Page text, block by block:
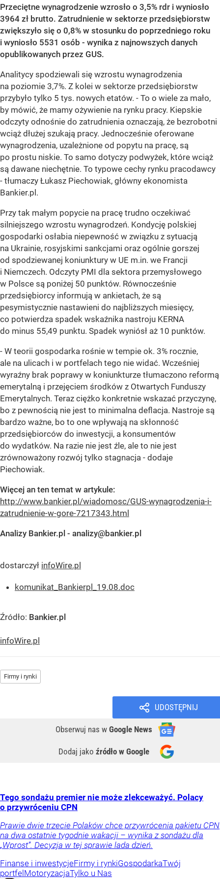
Przeciętne wynagrodzenie wzrosło o 3,5% rdr i wyniosło
3964 zł brutto. Zatrudnienie w sektorze przedsiębiorstw
zwiększyło się o 0,8% w stosunku do poprzedniego roku
i wyniosło 5531 osób - wynika z najnowszych danych
opublikowanych przez GUS.
Analitycy spodziewali się wzrostu wynagrodzenia
na poziomie 3,7%. Z kolei w sektorze przedsiębiorstw
przybyło tylko 5 tys. nowych etatów. - To o wiele za mało,
by mówić, że mamy ożywienie na rynku pracy. Kiepskie
odczyty odnośnie do zatrudnienia oznaczają, że bezrobotni
wciąż dłużej szukają pracy. Jednocześnie oferowane
wynagrodzenia, uzależnione od popytu na pracę, są
po prostu niskie. To samo dotyczy podwyżek, które wciąż
są dawane niechętnie. To typowe cechy rynku pracodawcy
- tłumaczy Łukasz Piechowiak, główny ekonomista
Bankier.pl.
Przy tak małym popycie na pracę trudno oczekiwać
silniejszego wzrostu wynagrodzeń. Kondycję polskiej
gospodarki osłabia niepewność w związku z sytuacją
na Ukrainie, rosyjskimi sankcjami oraz ogólnie gorszej
od spodziewanej koniunktury w UE m.in. we Francji
i Niemczech. Odczyty PMI dla sektora przemysłowego
w Polsce są poniżej 50 punktów. Równocześnie
przedsiębiorcy informują w ankietach, że są
pesymistycznie nastawieni do najbliższych miesięcy,
co potwierdza spadek wskaźnika nastroju KERNA
do minus 55,49 punktu. Spadek wyniósł aż 10 punktów.
- W teorii gospodarka rośnie w tempie ok. 3% rocznie,
ale na ulicach i w portfelach tego nie widać. Wcześniej
wyraźny brak poprawy w koniunkturze tłumaczono reformą
emerytalną i przejęciem środków z Otwartych Funduszy
Emerytalnych. Teraz ciężko konkretnie wskazać przyczynę,
bo z pewnością nie jest to minimalna deflacja. Nastroje są
bardzo ważne, bo to one wpływają na skłonność
przedsiębiorców do inwestycji, a konsumentów
do wydatków. Na razie nie jest źle, ale to nie jest
zrównoważony rozwój tylko stagnacja - dodaje
Piechowiak.
Więcej an ten temat w artykule:
http://www.bankier.pl/wiadomosc/GUS-wynagrodzenia-i-
zatrudnienie-w-gore-7217343.html
Analizy Bankier.pl - analizy@bankier.pl
dostarczył infoWire.pl
komunikat_Bankierpl_19.08.doc
Źródło: Bankier.pl
infoWire.pl
Firmy i rynki
UDOSTĘPNIJ
Obserwuj nas w Google News
Dodaj jako źródło w Google
Tego sondażu premier nie może zlekceważyć. Polacy
o przywróceniu CPN
Prawie dwie trzecie Polaków chce przywrócenia pakietu CPN
na dwa ostatnie tygodnie wakacji – wynika z sondażu dla
„Wprost”. Decyzja w tej sprawie lada dzień.
Finanse i inwestycjeFirmy i rynkiGospodarkaTwój
portfel MotoryzacjaTylko u Nas